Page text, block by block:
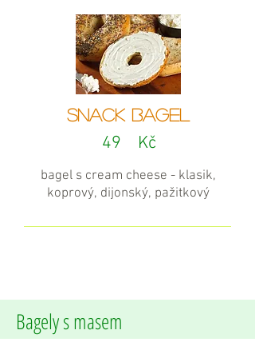
snack BAGEL
49 Kč
bagel s cream cheese - klasik,
koprový, dijonský, pažitkový
Bagely s masem